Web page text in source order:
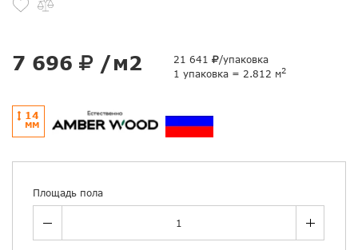
7 696 /м2 21 641
/упаковка
1 упаковка = 2.812 м2
14
ММ
Площадь пола